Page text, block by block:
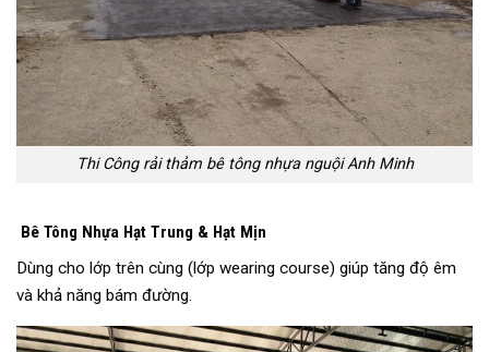
Thi Công rải thảm bê tông nhựa nguội Anh Minh
Bê Tông Nhựa Hạt Trung & Hạt Mịn
Dùng cho lớp trên cùng (lớp wearing course) giúp tăng độ êm
và khả năng bám đường.